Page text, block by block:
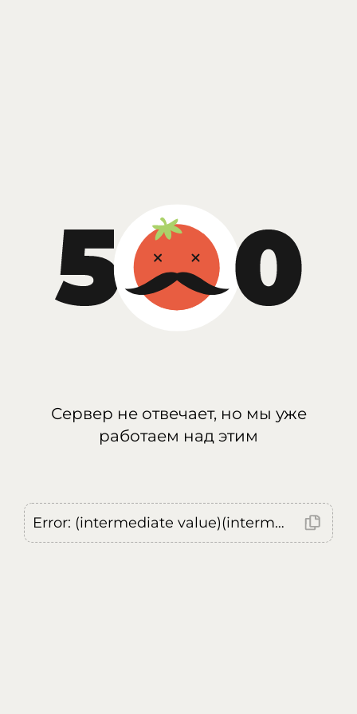
Сервер не отвечает, но мы уже
работаем над этим
Error: (intermediate value)(intermediate value)(intermediate value).replaceAll is not a function